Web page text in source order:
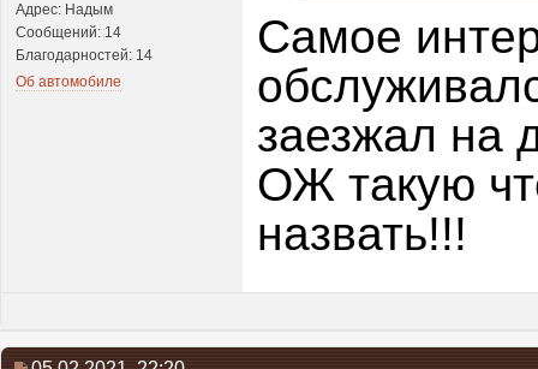
Адрес: Надым
Сообщений: 14
Благодарностей: 14
Об автомобиле
Самое
заезжал на
ОЖ такую
назвать!!!